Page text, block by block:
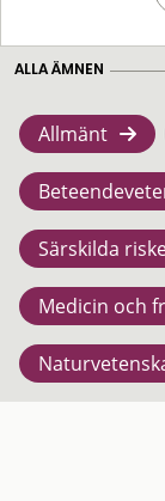
ALLA ÄMNEN
Allmänt
Särskilda
Medicin och